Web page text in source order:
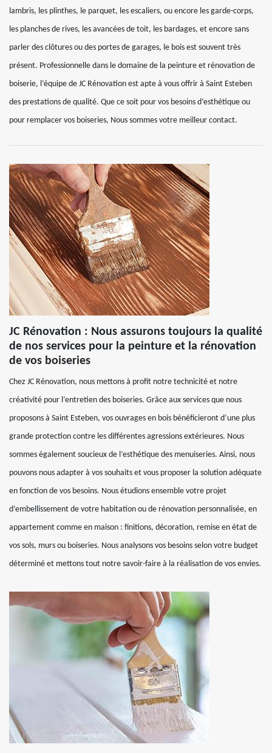
lambris, les plinthes, le parquet, les escaliers, ou encore les garde-corps,
les planches de rives, les avancées de toit, les bardages, et encore sans
parler des clôtures ou des portes de garages, le bois est souvent très
présent. Professionnelle dans le domaine de la peinture et rénovation de
boiserie, l’équipe de JC Rénovation est apte à vous offrir à Saint Esteben
des prestations de qualité. Que ce soit pour vos besoins d’esthétique ou
pour remplacer vos boiseries, Nous sommes votre meilleur contact.
JC Rénovation : Nous assurons toujours la qualité
de nos services pour la peinture et la rénovation
de vos boiseries
Chez JC Rénovation, nous mettons à profit notre technicité et notre
créativité pour l’entretien des boiseries. Grâce aux services que nous
proposons à Saint Esteben, vos ouvrages en bois bénéficieront d’une plus
grande protection contre les différentes agressions extérieures. Nous
sommes également soucieux de l’esthétique des menuiseries. Ainsi, nous
pouvons nous adapter à vos souhaits et vous proposer la solution adéquate
en fonction de vos besoins. Nous étudions ensemble votre projet
d’embellissement de votre habitation ou de rénovation personnalisée, en
appartement comme en maison : finitions, décoration, remise en état de
vos sols, murs ou boiseries. Nous analysons vos besoins selon votre budget
déterminé et mettons tout notre savoir-faire à la réalisation de vos envies.